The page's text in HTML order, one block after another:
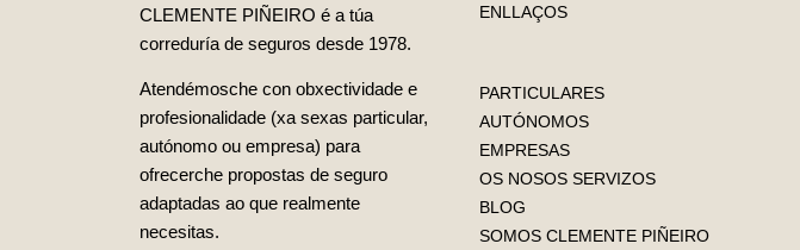
CLEMENTE PIÑEIRO é a túa
correduría de seguros desde 1978.
Atendémosche con obxectividade e
profesionalidade (xa sexas particular,
autónomo ou empresa) para
ofrecerche propostas de seguro
adaptadas ao que realmente
necesitas.
ENLLAÇOS
PARTICULARES
AUTÓNOMOS
EMPRESAS
OS NOSOS SERVIZOS
BLOG
SOMOS CLEMENTE PIÑEIRO